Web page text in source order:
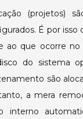
(projetos)
É por isso
ao que ocorre no
do sistema
são
a mera
interno